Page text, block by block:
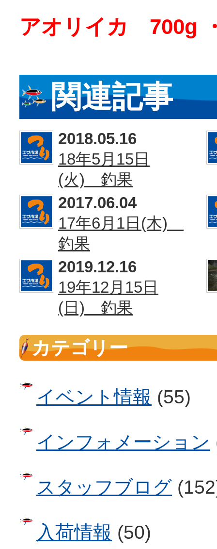
アオリイカ 700g
関連記事
2018.05.16
18年5月15日
(火) 釣果
2017.06.04
17年6月1日(木)
釣果
2019.12.16
19年12月15日
(日) 釣果
カテゴリー
イベント情報 (55)
インフォメーション
スタッフブログ
入荷情報 (50)